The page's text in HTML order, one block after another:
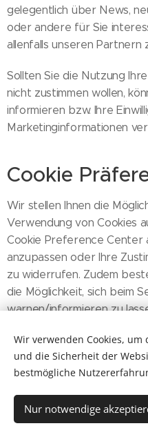
gelegentlich über News,
oder andere für Sie
allenfalls unseren Partnern
Sollten Sie die Nutzung
nicht zustimmen wollen,
informieren bzw. Ihre
Marketinginformationen
Cookie
Wir stellen Ihnen die
Verwendung von Cookies
Cookie Preference Center
anzupassen oder Ihre
zu widerrufen. Zudem
die Möglichkeit, sich beim
warnen/informieren zu
Überblick über alle
Browser erhalten
Browser-Plugins diese
Unsere Webseite bzw.
uns können Inhalte Dritter
Wir verwenden Cookies,
und die Sicherheit der
bestmögliche
Nur notwendige